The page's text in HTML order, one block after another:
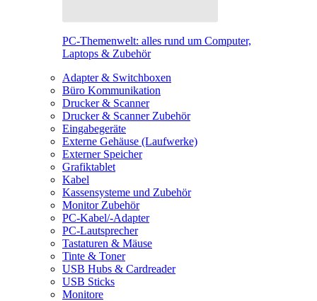
PC-Themenwelt: alles rund um Computer,
Laptops & Zubehör
Adapter & Switchboxen
Büro Kommunikation
Drucker & Scanner
Drucker & Scanner Zubehör
Eingabegeräte
Externe Gehäuse (Laufwerke)
Externer Speicher
Grafiktablet
Kabel
Kassensysteme und Zubehör
Monitor Zubehör
PC-Kabel/-Adapter
PC-Lautsprecher
Tastaturen & Mäuse
Tinte & Toner
USB Hubs & Cardreader
USB Sticks
Monitore